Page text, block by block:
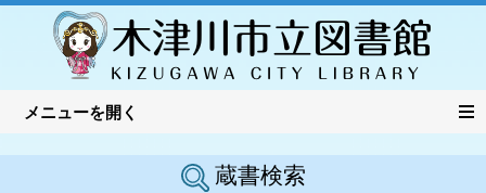
蔵書検索